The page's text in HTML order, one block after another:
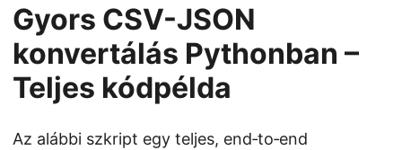
Gyors CSV-JSON
konvertálás Pythonban –
Teljes kódpélda
Az alábbi szkript egy teljes, end‑to‑end